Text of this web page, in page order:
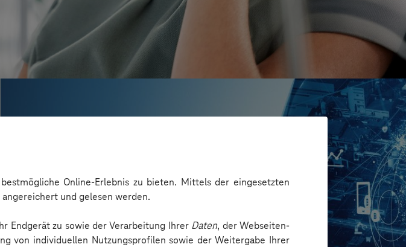
Online-Erlebnis zu bieten. Mittels der eingesetzten
und gelesen werden.
Endgerät zu sowie der Verarbeitung Ihrer Daten, der Webseiten-
von individuellen Nutzungsprofilen sowie der Weitergabe Ihrer